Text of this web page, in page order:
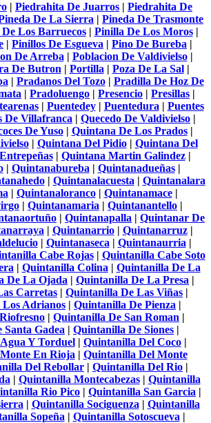
| Piedrahita De Juarros | Piedrahita De
De La Sierra | Pineda De Trasmonte
Los Barruecos| Pinilla De Los Moros|
| Pinillos De Esgueva | Pino De Bureba |
De Arreba| Poblacion De Valdivielso|
De Butron| Portilla| Poza De La Sal|
| Pradanos Del Tozo| Pradilla De Hoz De
| Pradoluengo | Presencio | Presillas |
| Puentedey| Puentedura| Puentes
De Villafranca | Quecedo De Valdivielso |
De Yuso| Quintana De Los Prados|
| Quintana Del Pidio| Quintana Del
| Quintana Martin Galindez|
| Quintanabureba| Quintanadueñas|
| Quintanalacuesta| Quintanalara
| Quintanaloranco| Quintanamace|
| Quintanamaria | Quintanantello |
| Quintanapalla | Quintanar De
| Quintanarrio| Quintanarruz|
| Quintanaseca| Quintanaurria|
Cabe Rojas| Quintanilla Cabe Soto
| Quintanilla Colina| Quintanilla De La
De La Ojada | Quintanilla De La Presa |
Carretas | Quintanilla De Las Viñas |
Adrianos | Quintanilla De Pienza |
| Quintanilla De San Roman |
Gadea | Quintanilla De Siones |
Y Torduel| Quintanilla Del Coco|
En Rioja| Quintanilla Del Monte
Del Rebollar | Quintanilla Del Rio |
| Quintanilla Montecabezas| Quintanilla
Rio Pico | Quintanilla San Garcia |
| Quintanilla Sociguenza| Quintanilla
Sopeña| Quintanilla Sotoscueva|